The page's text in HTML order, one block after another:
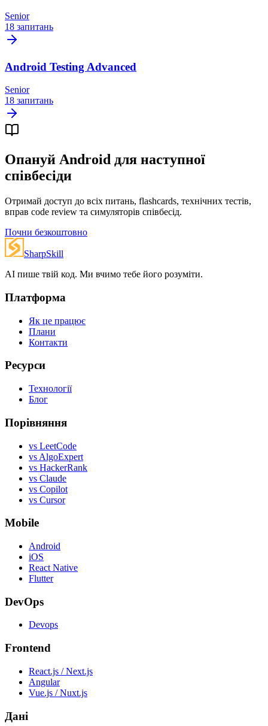
Senior
18 запитань
Android Testing Advanced
Senior
18 запитань
Опануй Android для наступної
співбесіди
Отримай доступ до всіх питань, flashcards, технічних тестів,
вправ code review та симуляторів співбесід.
Почни безкоштовно
SharpSkill
AI пише твій код. Ми вчимо тебе його розуміти.
Платформа
Як це працює
Плани
Контакти
Ресурси
Технології
Блог
Порівняння
vs LeetCode
vs AlgoExpert
vs HackerRank
vs Claude
vs Copilot
vs Cursor
Mobile
Android
iOS
React Native
Flutter
DevOps
Devops
Frontend
React.js / Next.js
Angular
Vue.js / Nuxt.js
Дані